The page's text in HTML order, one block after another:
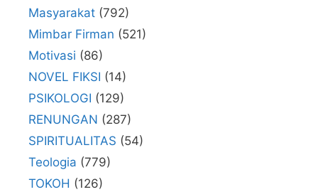
Masyarakat (792)
Mimbar Firman (521)
Motivasi (86)
NOVEL FIKSI (14)
PSIKOLOGI (129)
RENUNGAN (287)
SPIRITUALITAS (54)
Teologia (779)
TOKOH (126)